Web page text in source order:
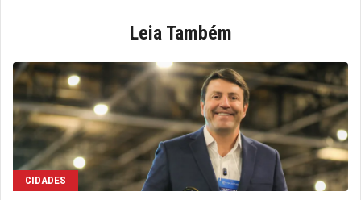
Leia Também
CIDADES